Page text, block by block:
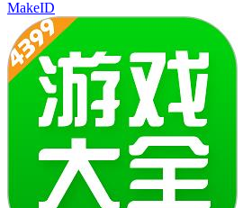
MakeID